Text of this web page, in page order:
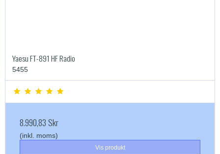
Yaesu FT-891 HF Radio
5455
8.990,83 Skr
(inkl. moms)
Vis produkt